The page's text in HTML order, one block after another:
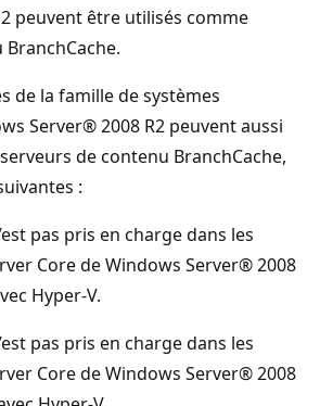
peuvent être utilisés comme
de la famille de systèmes
Server® 2008 R2 peuvent aussi
de contenu BranchCache,
:
pas pris en charge dans les
Core de Windows Server® 2008
Hyper-V.
pas pris en charge dans les
Core de Windows Server® 2008